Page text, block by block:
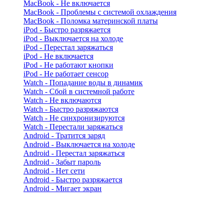
MacBook - Не включается
MacBook - Проблемы с системой охлаждения
MacBook - Поломка материнской платы
iPod - Быстро разряжается
iPod - Выключается на холоде
iPod - Перестал заряжаться
iPod - Не включается
iPod - Не работают кнопки
iPod - Не работает сенсор
Watch - Попадание воды в динамик
Watch - Сбой в системной работе
Watch - Не включаются
Watch - Быстро разряжаются
Watch - Не синхронизируются
Watch - Перестали заряжаться
Android - Тратится заряд
Android - Выключается на холоде
Android - Перестал заряжаться
Android - Забыт пароль
Android - Нет сети
Android - Быстро разряжается
Android - Мигает экран